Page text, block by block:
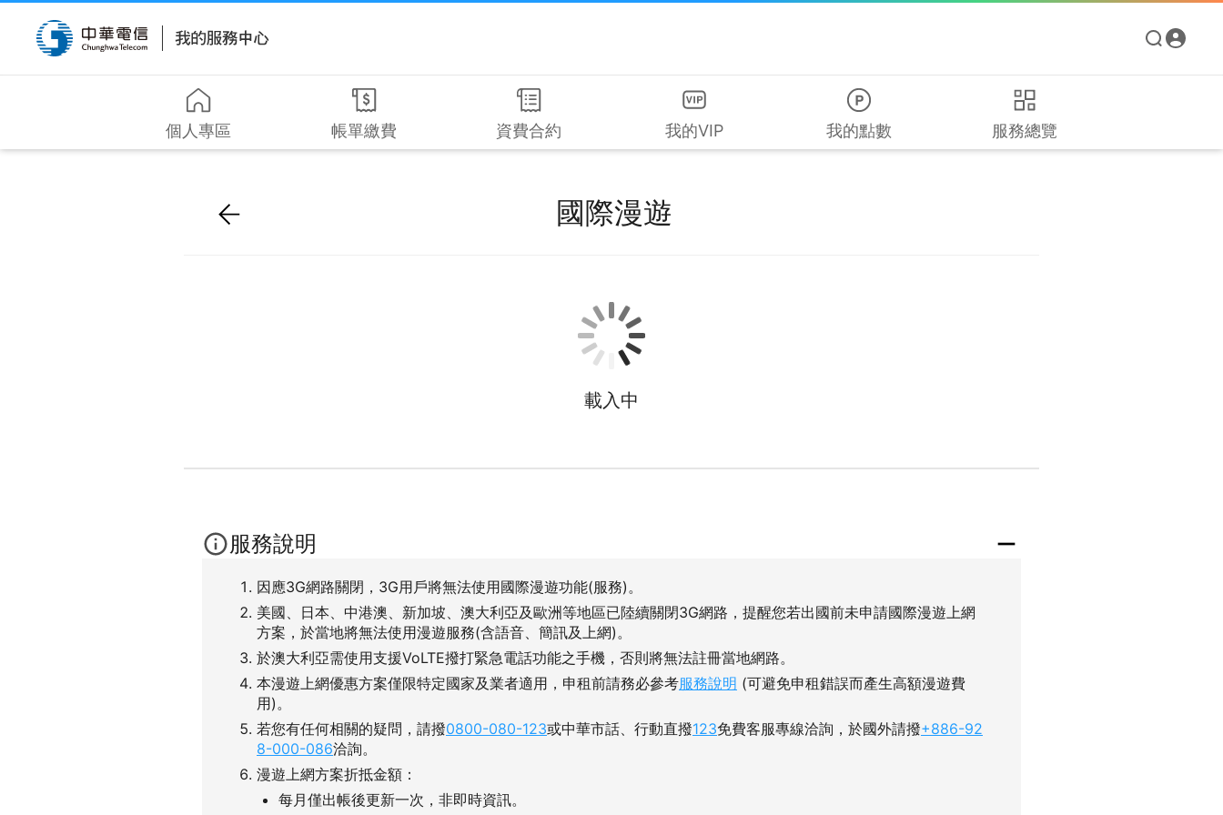
個人專區 帳單繳費 資費合約 我的VIP 我的點數 服務總覽
國際漫遊
載入中
服務說明
因應3G網路關閉，3G用戶將無法使用國際漫遊功能(服務)。
美國、日本、中港澳、新加坡、澳大利亞及歐洲等地區已陸續關閉3G網路，提醒您若出國前未申請國際漫遊上網
方案，於當地將無法使用漫遊服務(含語音、簡訊及上網)。
於澳大利亞需使用支援VoLTE撥打緊急電話功能之手機，否則將無法註冊當地網路。
本漫遊上網優惠方案僅限特定國家及業者適用，申租前請務必參考服務說明 (可避免申租錯誤而產生高額漫遊費
用)。
若您有任何相關的疑問，請撥0800-080-123或中華市話、行動直撥123免費客服專線洽詢，於國外請撥+886-92
8-000-086洽詢。
漫遊上網方案折抵金額：
每月僅出帳後更新一次，非即時資訊。